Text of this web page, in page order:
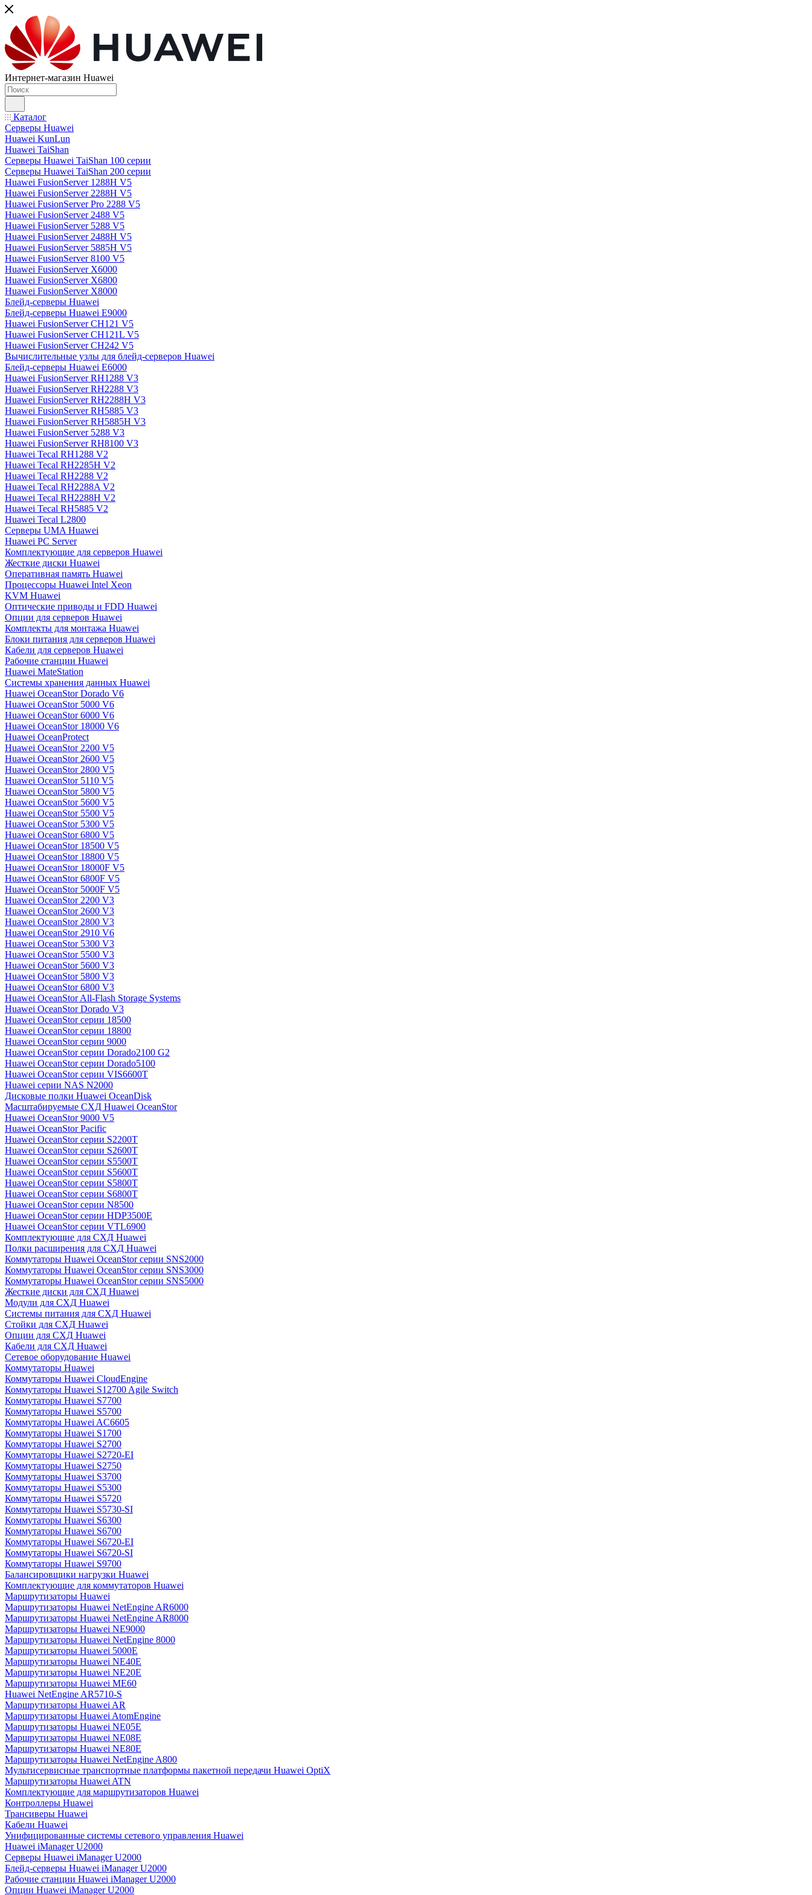
Интернет-магазин Huawei
Каталог
Серверы Huawei
Huawei KunLun
Huawei TaiShan
Серверы Huawei TaiShan 100 серии
Серверы Huawei TaiShan 200 серии
Huawei FusionServer 1288H V5
Huawei FusionServer 2288H V5
Huawei FusionServer Pro 2288 V5
Huawei FusionServer 2488 V5
Huawei FusionServer 5288 V5
Huawei FusionServer 2488H V5
Huawei FusionServer 5885H V5
Huawei FusionServer 8100 V5
Huawei FusionServer X6000
Huawei FusionServer X6800
Huawei FusionServer X8000
Блейд-серверы Huawei
Блейд-серверы Huawei E9000
Huawei FusionServer CH121 V5
Huawei FusionServer CH121L V5
Huawei FusionServer CH242 V5
Вычислительные узлы для блейд-серверов Huawei
Блейд-серверы Huawei E6000
Huawei FusionServer RH1288 V3
Huawei FusionServer RH2288 V3
Huawei FusionServer RH2288H V3
Huawei FusionServer RH5885 V3
Huawei FusionServer RH5885H V3
Huawei FusionServer 5288 V3
Huawei FusionServer RH8100 V3
Huawei Tecal RH1288 V2
Huawei Tecal RH2285H V2
Huawei Tecal RH2288 V2
Huawei Tecal RH2288A V2
Huawei Tecal RH2288H V2
Huawei Tecal RH5885 V2
Huawei Tecal L2800
Серверы UMA Huawei
Huawei PC Server
Комплектующие для серверов Huawei
Жесткие диски Huawei
Оперативная память Huawei
Процессоры Huawei Intel Xeon
KVM Huawei
Оптические приводы и FDD Huawei
Опции для серверов Huawei
Комплекты для монтажа Huawei
Блоки питания для серверов Huawei
Кабели для серверов Huawei
Рабочие станции Huawei
Huawei MateStation
Системы хранения данных Huawei
Huawei OceanStor Dorado V6
Huawei OceanStor 5000 V6
Huawei OceanStor 6000 V6
Huawei OceanStor 18000 V6
Huawei OceanProtect
Huawei OceanStor 2200 V5
Huawei OceanStor 2600 V5
Huawei OceanStor 2800 V5
Huawei OceanStor 5110 V5
Huawei OceanStor 5800 V5
Huawei OceanStor 5600 V5
Huawei OceanStor 5500 V5
Huawei OceanStor 5300 V5
Huawei OceanStor 6800 V5
Huawei OceanStor 18500 V5
Huawei OceanStor 18800 V5
Huawei OceanStor 18000F V5
Huawei OceanStor 6800F V5
Huawei OceanStor 5000F V5
Huawei OceanStor 2200 V3
Huawei OceanStor 2600 V3
Huawei OceanStor 2800 V3
Huawei OceanStor 2910 V6
Huawei OceanStor 5300 V3
Huawei OceanStor 5500 V3
Huawei OceanStor 5600 V3
Huawei OceanStor 5800 V3
Huawei OceanStor 6800 V3
Huawei OceanStor All-Flash Storage Systems
Huawei OceanStor Dorado V3
Huawei OceanStor серии 18500
Huawei OceanStor серии 18800
Huawei OceanStor серии 9000
Huawei OceanStor серии Dorado2100 G2
Huawei OceanStor серии Dorado5100
Huawei OceanStor серии VIS6600T
Huawei серии NAS N2000
Дисковые полки Huawei OceanDisk
Масштабируемые СХД Huawei OceanStor
Huawei OceanStor 9000 V5
Huawei OceanStor Pacific
Huawei OceanStor серии S2200T
Huawei OceanStor серии S2600T
Huawei OceanStor серии S5500T
Huawei OceanStor серии S5600T
Huawei OceanStor серии S5800T
Huawei OceanStor серии S6800T
Huawei OceanStor серии N8500
Huawei OceanStor серии HDP3500E
Huawei OceanStor серии VTL6900
Комплектующие для СХД Huawei
Полки расширения для СХД Huawei
Коммутаторы Huawei OceanStor серии SNS2000
Коммутаторы Huawei OceanStor серии SNS3000
Коммутаторы Huawei OceanStor серии SNS5000
Жесткие диски для СХД Huawei
Модули для СХД Huawei
Системы питания для СХД Huawei
Стойки для СХД Huawei
Опции для СХД Huawei
Кабели для СХД Huawei
Сетевое оборудование Huawei
Коммутаторы Huawei
Коммутаторы Huawei CloudEngine
Коммутаторы Huawei S12700 Agile Switch
Коммутаторы Huawei S7700
Коммутаторы Huawei S5700
Коммутаторы Huawei AC6605
Коммутаторы Huawei S1700
Коммутаторы Huawei S2700
Коммутаторы Huawei S2720-EI
Коммутаторы Huawei S2750
Коммутаторы Huawei S3700
Коммутаторы Huawei S5300
Коммутаторы Huawei S5720
Коммутаторы Huawei S5730-SI
Коммутаторы Huawei S6300
Коммутаторы Huawei S6700
Коммутаторы Huawei S6720-EI
Коммутаторы Huawei S6720-SI
Коммутаторы Huawei S9700
Балансировщики нагрузки Huawei
Комплектующие для коммутаторов Huawei
Маршрутизаторы Huawei
Маршрутизаторы Huawei NetEngine AR6000
Маршрутизаторы Huawei NetEngine AR8000
Маршрутизаторы Huawei NE9000
Маршрутизаторы Huawei NetEngine 8000
Маршрутизаторы Huawei 5000E
Маршрутизаторы Huawei NE40E
Маршрутизаторы Huawei NE20E
Маршрутизаторы Huawei ME60
Huawei NetEngine AR5710-S
Маршрутизаторы Huawei AR
Маршрутизаторы Huawei AtomEngine
Маршрутизаторы Huawei NE05E
Маршрутизаторы Huawei NE08E
Маршрутизаторы Huawei NE80E
Маршрутизаторы Huawei NetEngine A800
Мультисервисные транспортные платформы пакетной передачи Huawei OptiX
Маршрутизаторы Huawei ATN
Комплектующие для маршрутизаторов Huawei
Контроллеры Huawei
Трансиверы Huawei
Кабели Huawei
Унифицированные системы сетевого управления Huawei
Huawei iManager U2000
Серверы Huawei iManager U2000
Блейд-серверы Huawei iManager U2000
Рабочие станции Huawei iManager U2000
Опции Huawei iManager U2000